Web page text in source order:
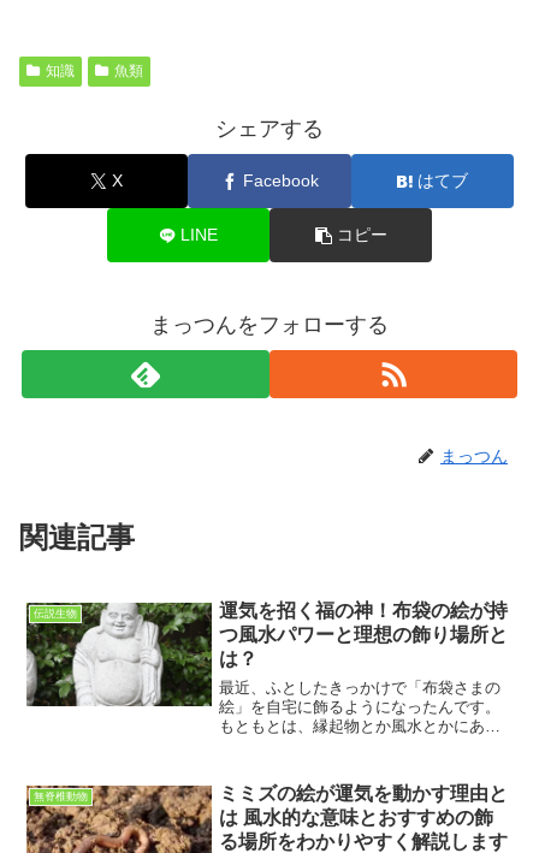
知識 魚類
シェアする
X Facebook はてブ
LINE コピー
まっつんをフォローする
まっつん
関連記事
伝説生物
運気を招く福の神！布袋の絵が持
つ風水パワーと理想の飾り場所と
は？
最近、ふとしたきっかけで「布袋さまの
絵」を自宅に飾るようになったんです。
もともとは、縁起物とか風水とかにあま
なんだか心がほっと和らいだんですよ
ね。そのとき、「これはただ...
無脊椎動物
ミミズの絵が運気を動かす理由と
は 風水的な意味とおすすめの飾
る場所をわかりやすく解説します